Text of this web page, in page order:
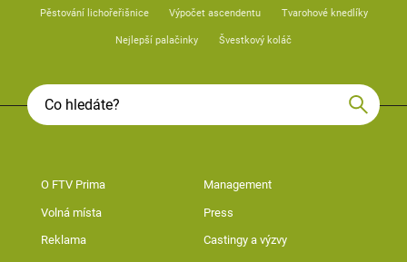
Pěstování lichořeřišnice Výpočet ascendentu Tvarohové knedlíky
Nejlepší palačinky Švestkový koláč
O FTV Prima Management
Volná místa Press
Reklama Castingy a výzvy